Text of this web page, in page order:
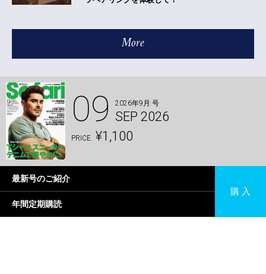
More
09 2026年9月 号
SEP 2026
PRICE. ¥1,100
最新号のご紹介
年間定期購読
購 入